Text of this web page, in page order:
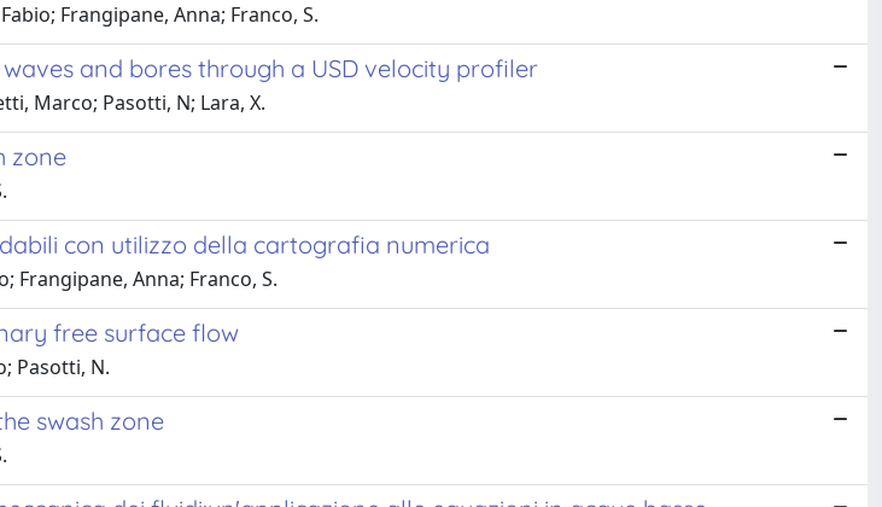
Frangipane, Anna; Franco, S.
and bores through a USD velocity profiler
Marco; Pasotti, N; Lara, X.
zone
con utilizzo della cartografia numerica
Frangipane, Anna; Franco, S.
free surface flow
Pasotti, N.
swash zone